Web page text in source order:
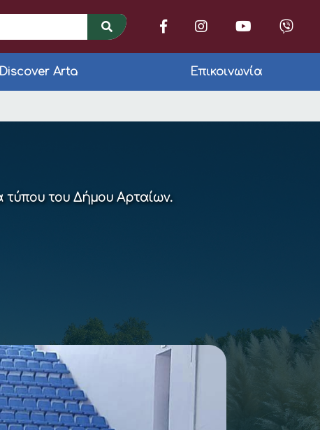
Discover Arta Επικοινωνία
ένα πανελλαδικό
τύπου του Δήμου Αρταίων.